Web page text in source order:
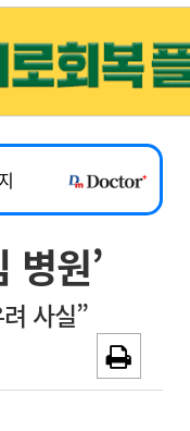
경 개선
학 입시
공시
병원’
사실”